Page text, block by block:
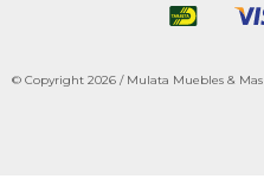
© Copyright 2026 / Mulata Muebles & Mas